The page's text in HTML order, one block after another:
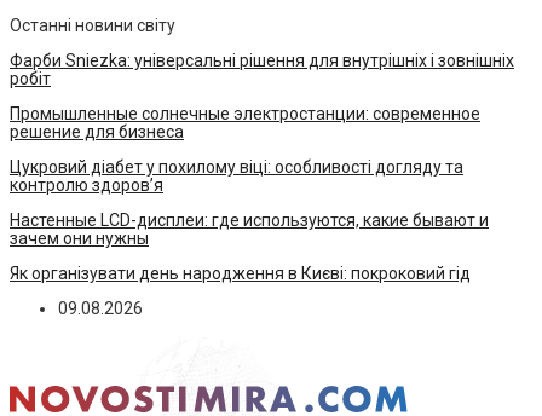
Останні новини світу
Фарби Sniezka: універсальні рішення для внутрішніх і зовнішніх
робіт
Промышленные солнечные электростанции: современное
решение для бизнеса
Цукровий діабет у похилому віці: особливості догляду та
контролю здоров’я
Настенные LCD-дисплеи: где используются, какие бывают и
зачем они нужны
Як організувати день народження в Києві: покроковий гід
09.08.2026